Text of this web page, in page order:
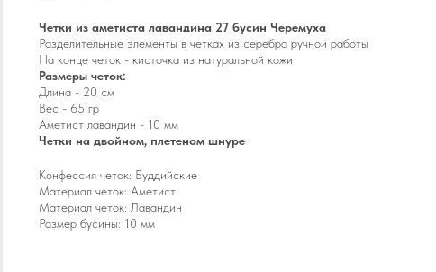
Четки из аметиста лавандина 27 бусин Черемуха
Разделительные элементы в четках из серебра ручной работы
На конце четок - кисточка из натуральной кожи
Размеры четок:
Длина - 20 см
Вес - 65 гр
Аметист лавандин - 10 мм
Четки на двойном, плетеном шнуре
Конфессия четок: Буддийские
Материал четок: Аметист
Материал четок: Лавандин
Размер бусины: 10 мм